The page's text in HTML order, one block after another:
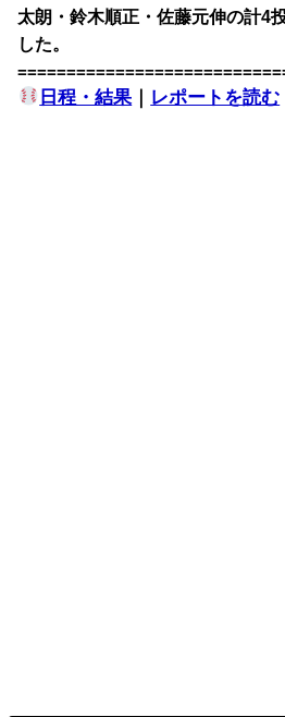
太朗・鈴木順正・佐藤元伸の計4
した。
日程・結果 ｜ レポートを読む